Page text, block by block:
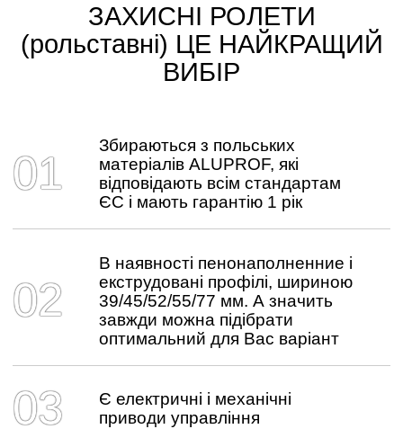
ЗАХИСНІ РОЛЕТИ
(рольставні) ЦЕ НАЙКРАЩИЙ
ВИБІР
Збираються з польських
матеріалів ALUPROF, які
відповідають всім стандартам
ЄС і мають гарантію 1 рік
В наявності пенонаполненние і
екструдовані профілі, шириною
39/45/52/55/77 мм. А значить
завжди можна підібрати
оптимальний для Вас варіант
Є електричні і механічні
приводи управління